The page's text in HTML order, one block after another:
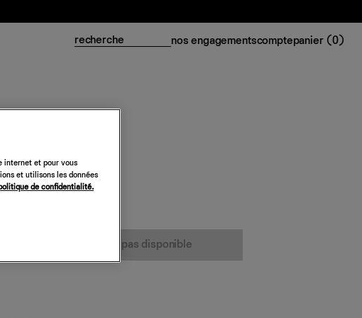
nos engagementscomptepanier (0)
Désolé, cet article n’est pas disponible
internet et pour vous
et utilisons les données
de confidentialité.